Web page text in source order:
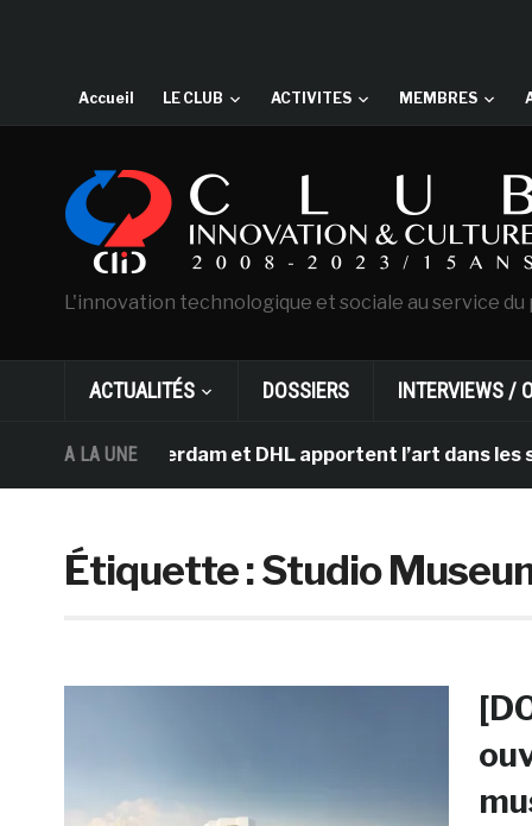
Accueil LE CLUB ACTIVITES MEMBRES
L'innovation technologique et sociale au service
ACTUALITÉS DOSSIERS INTERVIEWS /
A LA UNE
d’Amsterdam et DHL apportent l’art dans les
Étiquette :Studio